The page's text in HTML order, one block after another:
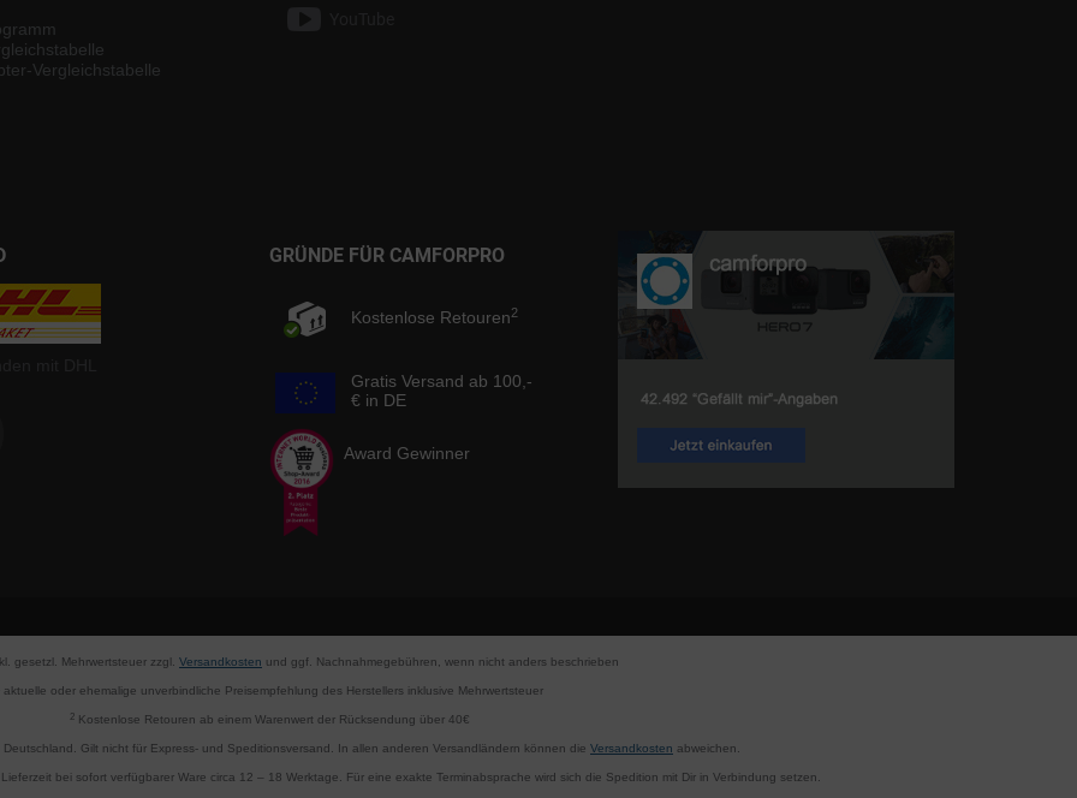
Vergleichstabelle
GRÜNDE FÜR CAMFORPRO
Kostenlose Retouren2
Gratis Versand ab 100,-
€ in DE
Award Gewinner
gesetzl. Mehrwertsteuer zzgl. Versandkosten und ggf. Nachnahmegebühren, wenn nicht anders beschrieben
aktuelle oder ehemalige unverbindliche Preisempfehlung des Herstellers inklusive Mehrwertsteuer
2Kostenlose Retouren ab einem Warenwert der Rücksendung über 40€
Gilt nicht für Express- und Speditionsversand. In allen anderen Versandländern können die Versandkosten abweichen.
bei sofort verfügbarer Ware circa 12 – 18 Werktage. Für eine exakte Terminabsprache wird sich die Spedition mit Dir in Verbindung setzen.